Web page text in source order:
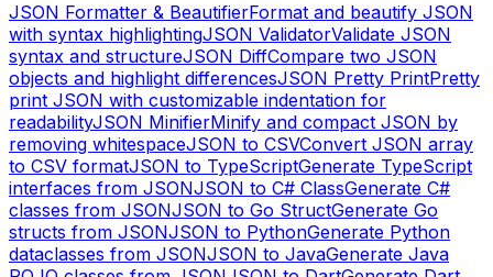
JSON Formatter & BeautifierFormat and beautify JSON
with syntax highlightingJSON ValidatorValidate JSON
syntax and structureJSON DiffCompare two JSON
objects and highlight differencesJSON Pretty PrintPretty
print JSON with customizable indentation for
readabilityJSON MinifierMinify and compact JSON by
removing whitespaceJSON to CSVConvert JSON array
to CSV formatJSON to TypeScriptGenerate TypeScript
interfaces from JSONJSON to C# ClassGenerate C#
classes from JSONJSON to Go StructGenerate Go
structs from JSONJSON to PythonGenerate Python
dataclasses from JSONJSON to JavaGenerate Java